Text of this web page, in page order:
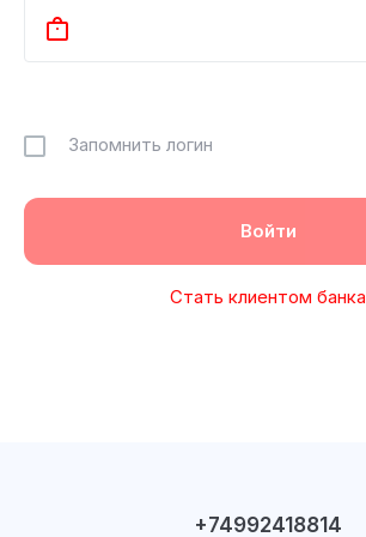
Запомнить логин
Стать клиентом банка
+74992418814